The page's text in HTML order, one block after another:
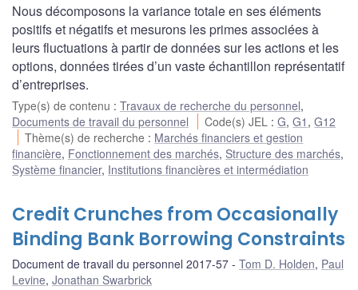
Nous décomposons la variance totale en ses éléments
positifs et négatifs et mesurons les primes associées à
leurs fluctuations à partir de données sur les actions et les
options, données tirées d’un vaste échantillon représentatif
d’entreprises.
Type(s) de contenu : Travaux de recherche du personnel,
Documents de travail du personnel
Code(s) JEL :G,G1 ,G12
Thème(s) de recherche : Marchés financiers et gestion
financière, Fonctionnement des marchés, Structure des marchés,
Système financier, Institutions financières et intermédiation
Credit Crunches from Occasionally
Binding Bank Borrowing Constraints
Document de travail du personnel 2017-57 Tom D. Holden, Paul
Levine, Jonathan Swarbrick